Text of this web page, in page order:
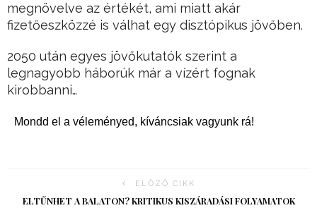
megnövelve az értékét, ami miatt akár
fizetőeszközzé is válhat egy disztópikus jövőben.
2050 után egyes jövőkutatók szerint a
legnagyobb háborúk már a vízért fognak
kirobbanni…
Mondd el a véleményed, kíváncsiak vagyunk rá!
ELŐZŐ CIKK
ELTŰNHET A BALATON? KRITIKUS KISZÁRADÁSI FOLYAMATOK